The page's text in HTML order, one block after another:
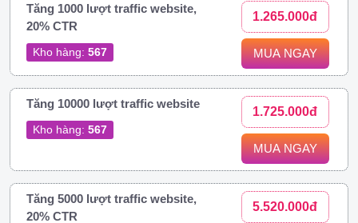
Tăng 1000 lượt traffic website,
20% CTR
Kho hàng: 567
1.265.000đ
MUA NGAY
Tăng 10000 lượt traffic website
Kho hàng: 567
1.725.000đ
MUA NGAY
Tăng 5000 lượt traffic website,
20% CTR
5.520.000đ